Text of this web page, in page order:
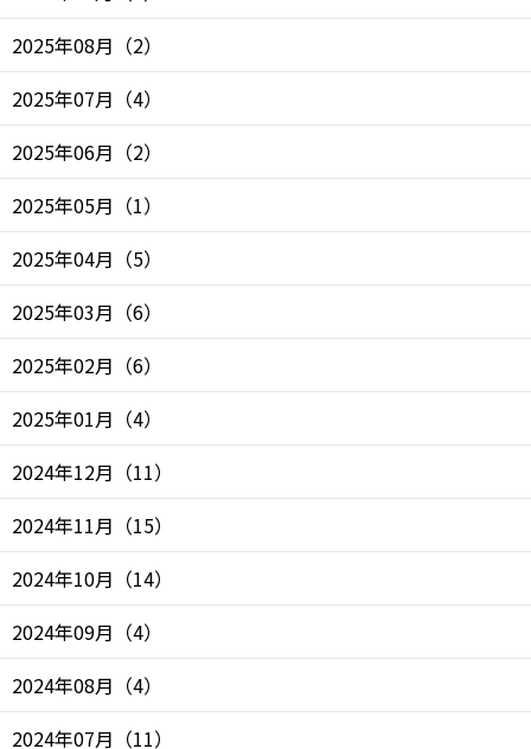
2025年08月 （2）
2025年07月 （4）
2025年06月 （2）
2025年05月 （1）
2025年04月 （5）
2025年03月 （6）
2025年02月 （6）
2025年01月 （4）
2024年12月 （11）
2024年11月 （15）
2024年10月 （14）
2024年09月 （4）
2024年08月 （4）
2024年07月 （11）